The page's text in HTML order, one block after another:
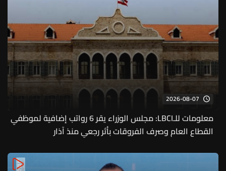
2026-08-07
معلومات للـLBCI: مجلس الوزراء يقر 6 رواتب إضافية لموظفي
القطاع العام وصرف الفروقات بأثر رجعي منذ آذار